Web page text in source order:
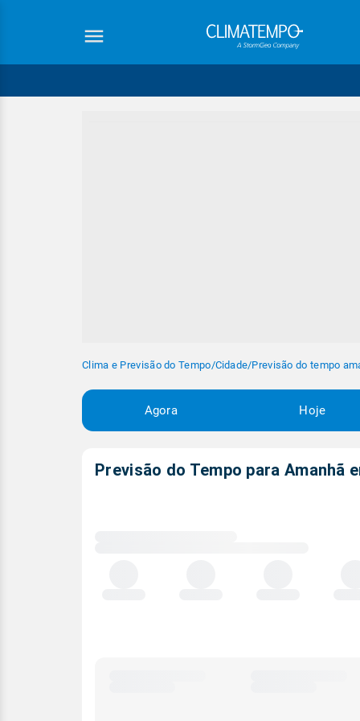
Clima e Previsão do Tempo/Cidade/Previsão do tempo
Agora Hoje
Previsão do Tempo para Amanhã